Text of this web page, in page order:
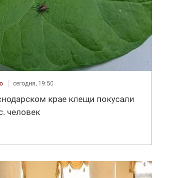
сегодня, 19:50
крае клещи покусали
человек